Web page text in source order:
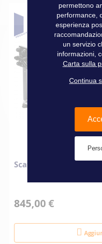
Scatola doppia
845,00 €
permettono
performance,
esperienza
un servizio
informazioni,
Carta sulla
Continua